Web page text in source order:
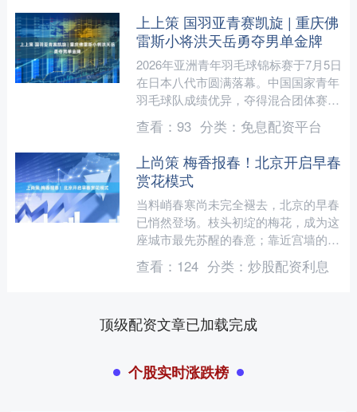
上上策 国羽亚青赛凯旋 | 重庆佛
雷斯小将洪天岳勇夺男单金牌
2026年亚洲青年羽毛球锦标赛于7月5日
在日本八代市圆满落幕。中国国家青年
羽毛球队成绩优异，夺得混合团体赛、
男子单打和女子单打3枚金牌，以3金2
银5铜成为本届亚....
查看： 93 分类： 免息配资平台
上尚策 梅香报春！北京开启早春
赏花模式
当料峭春寒尚未完全褪去，北京的早春
已悄然登场。枝头初绽的梅花，成为这
座城市最先苏醒的春意；靠近宫墙的玉
兰，也在逐渐舒展。从点点梅蕊，到次
第盛开、姹紫嫣红，京城的....
查看： 124 分类： 炒股配资利息
顶级配资文章已加载完成
个股实时涨跌榜